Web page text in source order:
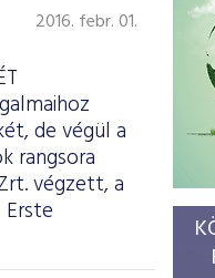
2016. febr. 01.
de végül a
rangsora
végzett, a